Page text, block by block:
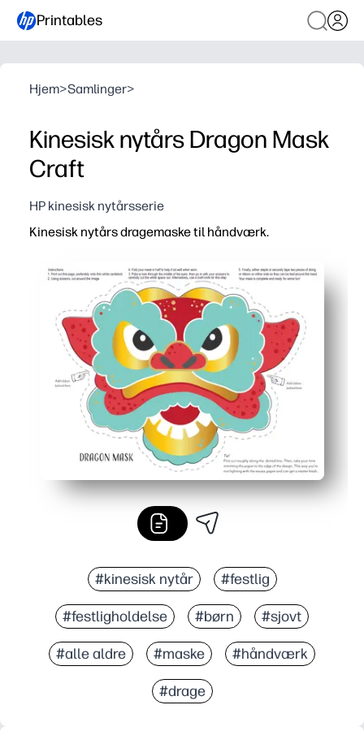
Printables
Hjem>Samlinger>
Kinesisk nytårs Dragon Mask
Craft
HP kinesisk nytårsserie
Kinesisk nytårs dragemaske til håndværk.
#kinesisk nytår #festlig
#festligholdelse #børn #sjovt
#alle aldre #maske #håndværk
#drage